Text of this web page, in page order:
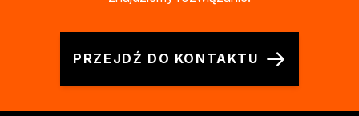
Akcja Zima
O firmie Dragon Poland
Akademia Dragona
PRZEJDŹ DO KONTAKTU